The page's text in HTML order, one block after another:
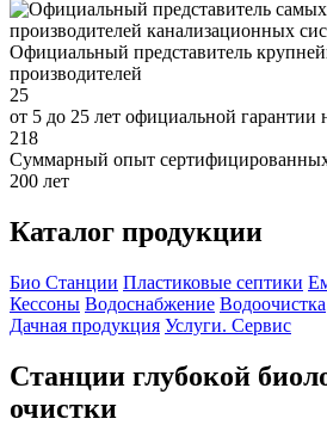
Официальный представитель
производителей
25
от 5 до 25 лет официальной гарантии
218
Суммарный опыт сертифицированных
200 лет
Каталог продукции
Био Станции Пластиковые септики
Кессоны Водоснабжение Водоочистка
Дачная продукция Услуги. Сервис
Станции глубокой
очистки